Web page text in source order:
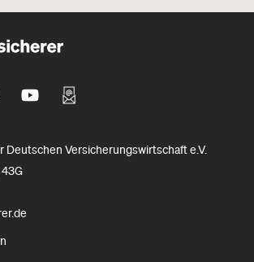
Deutschen Versicherungswirtschaft e.V.